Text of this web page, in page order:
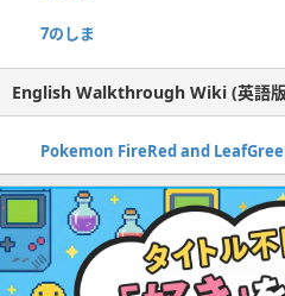
7のしま
English Walkthrough Wiki (英語版
Pokemon FireRed and